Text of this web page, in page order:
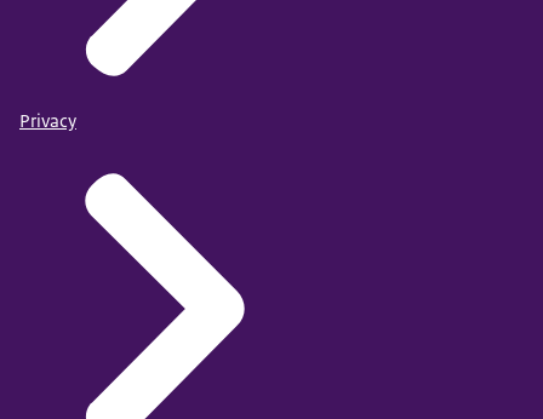
Privacy